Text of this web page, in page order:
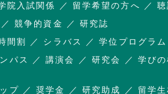
院入試関係 留学希望の方へ
競争的資金
研究誌
間割 シラバス 学位プログラム
パス 講演会 研究会 学び
プ 奨学金 研究助成 留学生